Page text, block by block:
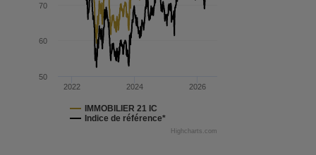
IMMOBILIER 21 IC
Indice de référence*
2022 2024 2026
50
60
70
Highcharts.com